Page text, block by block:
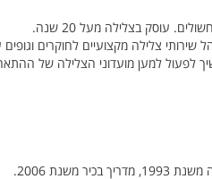
עוסק בצלילה מעל 20 שנה.
שירותי צלילה מקצועיים לחוקרים וגופים
לפעול למען מועדוני הצלילה של